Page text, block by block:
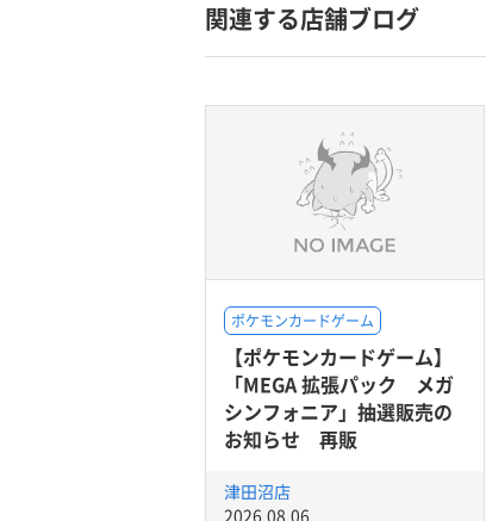
関連する店舗ブログ
ポケモンカードゲーム
【ポケモンカードゲーム】
「MEGA 拡張パック メガ
シンフォニア」抽選販売の
お知らせ 再販
津田沼店
2026.08.06